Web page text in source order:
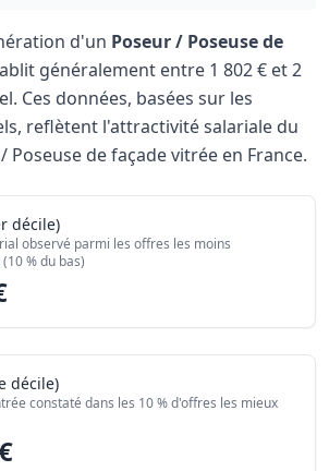
d'un Poseur / Poseuse de
généralement entre 1 802 € et2
Ces données, basées sur les
reflètent l'attractivité salariale du
Poseuse de façade vitrée en France.
Poseur / Poseuse de façade vitrée
salaire (Déciles)
les moins rémunérés)
les mieux rémunérés)
/ Poseuse de façade vitrée
décile)
observé parmi les offres les moins
% du bas)
/ Poseuse de façade vitrée
décile)
constaté dans les 10 % d'offres les mieux